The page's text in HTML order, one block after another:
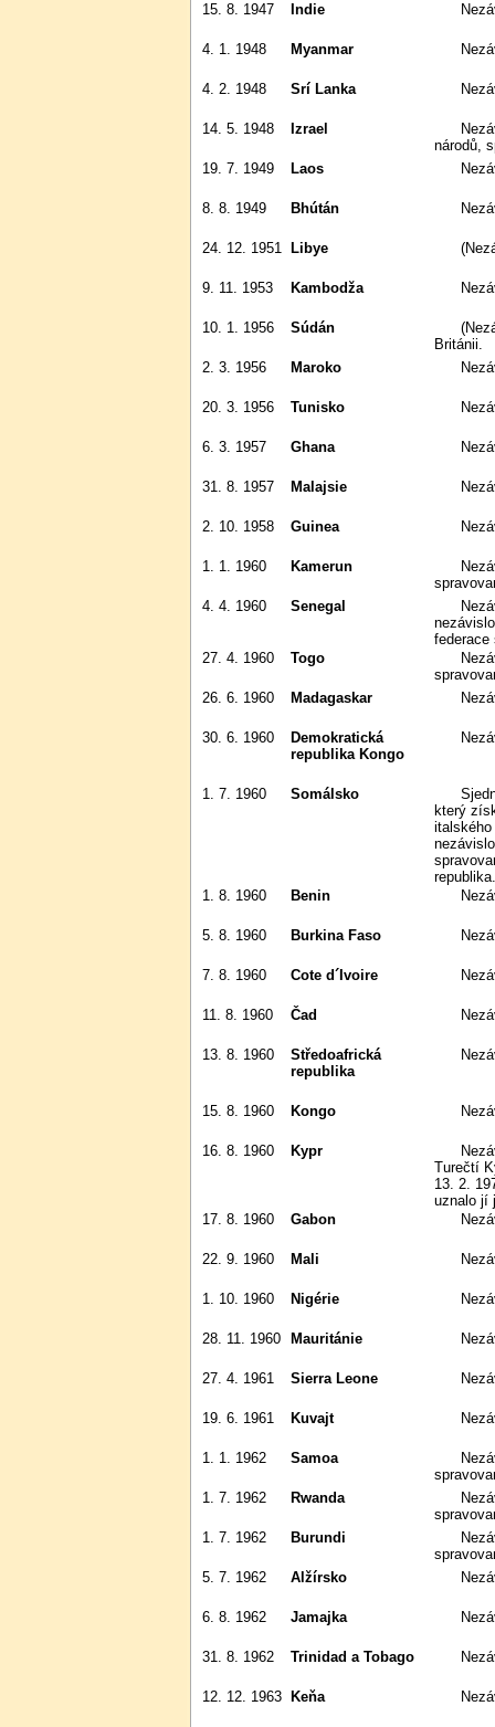
15. 8. 1947 Indie
4. 1. 1948 Myanmar
4. 2. 1948 Srí Lanka
14. 5. 1948 Izrael
Nezávislost na mandátu Společnosti
národů,
19. 7. 1949
Laos
8. 8. 1949 Bhútán
24. 12. 1951 Libye
9. 11. 1953 Kambodža
10. 1. 1956 Súdán
(Nezávislost na Egyptu a Velké
Británii.
2. 3. 1956
Maroko
20. 3. 1956 Tunisko
6. 3. 1957 Ghana
31. 8. 1957 Malajsie
2. 10. 1958 Guinea
1. 1. 1960 Kamerun
Nezávislost na mandátu OSN
4. 4. 1960
Senegal
Nezávislost na Francii; úplné
federace
27. 4. 1960
Togo
Nezávislost na mandátu OSN
26. 6. 1960
Madagaskar
30. 6. 1960
Demokratická
republika Kongo
1. 7. 1960 Somálsko
Sjednocení Britského Somalilandu,
který
republika.
1. 8. 1960
Benin
5. 8. 1960 Burkina Faso
7. 8. 1960 Cote d´Ivoire
11. 8. 1960 Čad
13. 8. 1960
Středoafrická
republika
15. 8. 1960 Kongo
16. 8. 1960 Kypr
Nezávislost na Velké Británii).
Turečtí
13. 2.
uznalo jí
17. 8. 1960
Gabon
22. 9. 1960 Mali
1. 10. 1960 Nigérie
28. 11. 1960 Mauritánie
27. 4. 1961 Sierra Leone
19. 6. 1961 Kuvajt
1. 1. 1962 Samoa
Nezávislost na mandátu OSN
1. 7. 1962
Rwanda
Nezávislost na mandátu OSN
1. 7. 1962
Burundi
Nezávislost na mandátu OSN
5. 7. 1962
Alžírsko
6. 8. 1962 Jamajka
31. 8. 1962 Trinidad a Tobago
12. 12. 1963 Keňa